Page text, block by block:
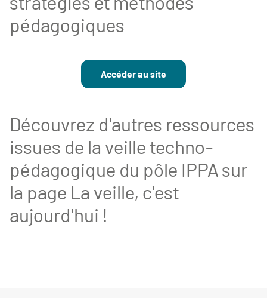
pédagogiques
Accéder au site
Découvrez d'autres ressources
issues de la veille techno-
pédagogique du pôle IPPA sur
la page La veille, c'est
aujourd'hui !